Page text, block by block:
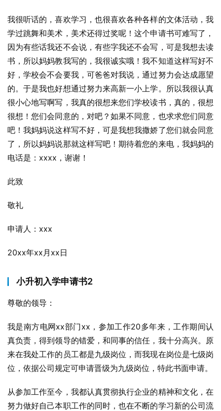
我很听话的，喜欢学习，也很喜欢各种各样的文体活动，我
学过跳舞和美术，美术还得过奖呢！这个申请书可难写了，
因为有些话我还不会说，有些字我还不会写，可是我想去读
书，所以妈妈教我写的，我很诚实哦！我不知道这样写好不
好，学校会不会要我，可爸爸对我说，通过努力会达成愿望
的。于是我也好想通过努力来高新一小上学。所以我很认真
很小心地写啊写，我真的很想来您们学校读书，真的，很想
很想！您们会同意的，对吧？如果不同意，也求求您们同意
吧！我妈妈说这样写不好，可是我想我撒娇了您们就会同意
了，所以妈妈说那就这样写吧！期待着您的来电，我妈妈的
电话是：xxxx，谢谢！
此致
敬礼
申请人：xxx
20xx年xx月xx日
小升初入学申请书2
尊敬的领导：
我是南方电网xx部门xx，参加工作20多年来，工作期间认
真负责，得到领导的错爱，和同事的信任，我十分高兴。原
来在我处工作的员工都是九级岗位，而我现在岗位是七级岗
位，依据公司规定可申请晋级为九级岗位，特此书面申请。
从参加工作至今，我都认真贯彻执行企业的精神和文化，在
努力做好自己本职工作的同时，也在不断的学习新的公司流